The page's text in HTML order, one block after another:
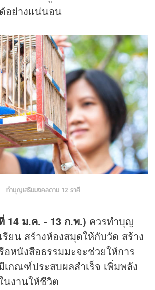
อย่างแน่นอน
ทำบุญเสริมมงคลตาม 12 ราศี
14 ม.ค. - 13 ก.พ.) ควรทำบุญ
ยน สร้างห้องสมุดให้กับวัด สร้าง
อหนังสือธรรมมะจะช่วยให้การ
เกณฑ์ประสบผลสำเร็จ เพิ่มพลัง
นงานให้ชีวิต